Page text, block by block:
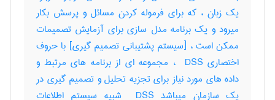
یک زبان ، که برای فرموله کردن مسائل و پرسش بکار
میرود و یک برنامه مدل سازی برای آزمایش تصمیمات
ممکن است ، [سیستم پشتیبانی تصمیم گیری] با حروف
اختصاری ‎ DSS ، مجموعه ای از برنامه های مرتبط و
داده های مورد نیاز برای تجزیه تحلیل و تصمیم گیری در
یک سازمان میباشد ‎ DSS شبیه سیستم اطلاعات